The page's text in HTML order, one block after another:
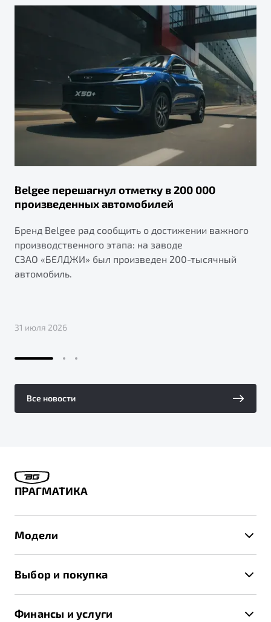
Belgee перешагнул отметку в 200 000
произведенных автомобилей
Бренд Belgee рад сообщить о достижении важного
производственного этапа: на заводе
СЗАО «БЕЛДЖИ» был произведен 200-тысячный
автомобиль.
31 июля 2026
Все новости
ПРАГМАТИКА
Модели
X70
Выбор и покупка
Финансы и услуги